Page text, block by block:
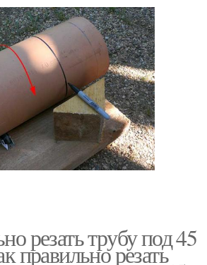
резать трубу под 45
правильно резать